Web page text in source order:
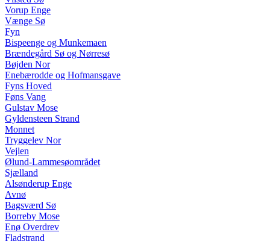
Vorup Enge
Vænge Sø
Fyn
Bispeenge og Munkemaen
Brændegård Sø og Nørresø
Bøjden Nor
Enebærodde og Hofmansgave
Fyns Hoved
Føns Vang
Gulstav Mose
Gyldensteen Strand
Monnet
Tryggelev Nor
Vejlen
Ølund-Lammesøområdet
Sjælland
Alsønderup Enge
Avnø
Bagsværd Sø
Borreby Mose
Enø Overdrev
Fladstrand